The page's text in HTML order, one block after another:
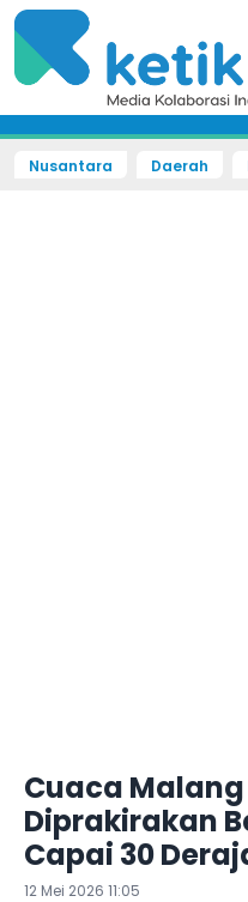
Nusantara Daerah
Cuaca
Diprakirakan
Capai 30
12 Mei 2026 11:05